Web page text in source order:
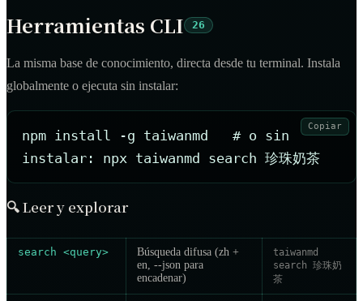
Herramientas CLI 26
La misma base de conocimiento, directa desde tu terminal. Instala
globalmente o ejecuta sin instalar:
Copiar
npm install -g taiwanmd   # o sin
instalar: npx taiwanmd search 珍珠奶茶
🔍Leer y explorar
search <query>
Búsqueda difusa (zh +
en, --json para
encadenar)
taiwanmd
search 珍珠奶
茶